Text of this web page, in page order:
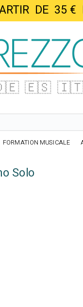
DE 35
🇪🇸 🇮🇹
FORMATION MUSICALE
Solo